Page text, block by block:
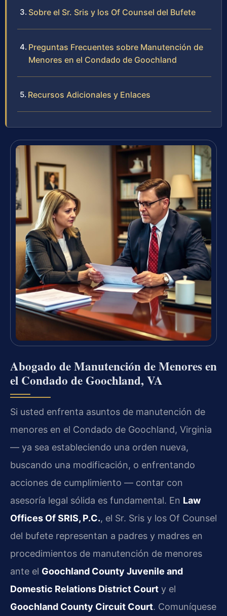
Sobre el Sr. Sris y los Of Counsel del Bufete
Preguntas Frecuentes sobre Manutención de
Menores en el Condado de Goochland
Recursos Adicionales y Enlaces
Abogado de Manutención de Menores en
el Condado de Goochland, VA
Si usted enfrenta asuntos de manutención de
menores en el Condado de Goochland, Virginia
— ya sea estableciendo una orden nueva,
buscando una modificación, o enfrentando
acciones de cumplimiento — contar con
asesoría legal sólida es fundamental. En Law
Offices Of SRIS, P.C., el Sr. Sris y los Of Counsel
del bufete representan a padres y madres en
procedimientos de manutención de menores
ante el Goochland County Juvenile and
Domestic Relations District Court y el
Goochland County Circuit Court. Comuníquese